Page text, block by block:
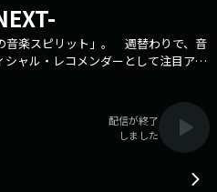
楽スピリット」。 週替わりで、音
ャル・レコメンダーとして注目アー
】 --- 番組Webサイト：
配信が終了
しました